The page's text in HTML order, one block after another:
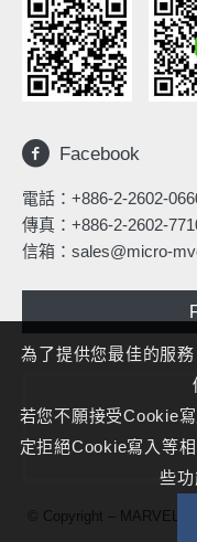
Facebook
電話： +886-2-2602-
傳真：+886-2-2602-
信箱： sales@micro-
© Copyright –
為了提供您最佳的服
若您不願接受Cookie
定拒絕Cookie寫入等
些功